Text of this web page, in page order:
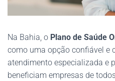
Na Bahia, o Plano de Saúde
como uma opção confiável e
atendimento especializada e
beneficiam empresas de